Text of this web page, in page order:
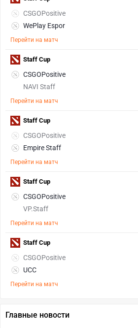
CSGOPositive
WePlay Espor
Перейти на матч
CSGOPositive
NAVI Staff
Перейти на матч
Staff Cup
CSGOPositive
Empire Staff
Перейти на матч
Staff Cup
CSGOPositive
VP.Staff
Перейти на матч
Staff Cup
CSGOPositive
UCC
Перейти на матч
Staff Cup
Главные новости